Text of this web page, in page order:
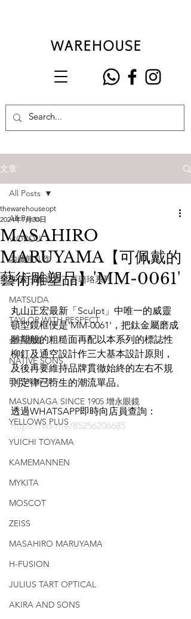
文章
All Posts
VIOROU
內藤熊八作
掌 金子眼鏡旗下賽璐珞系列
MATSUDA
TAYLOR WITH RESPECT
金子眼鏡
NATIVE SONS
EYEVAN7285
MASUNAGA SINCE 1905 增永眼鏡
YELLOWS PLUS
YUICHI TOYAMA
KAMEMANNEN
MYKITA
MOSCOT
ZEISS
MASAHIRO MARUYAMA
H-FUSION
JULIUS TART OPTICAL
AKIRA AND SONS
All Posts
MASAHIRO
MARUYAMA【可佩戴的
藝術雕塑品】'MM-0061'
thewarehouseopt
2024年9月30日
丸山正宏最新「Sculpt」中唯一的威靈
頓型鏡框便是'MM-0061'，把鈦金屬磨成
雕塑般的粗糙面再配以本系列的標誌性
柳釘及通空設計作三大基本設計原則，
及後再要維持品牌貫徹始終的左右不規
則定律已衍生的潮流單品。
透過WHATSAPP即時向店員查詢：
https://wa.me/85256206685